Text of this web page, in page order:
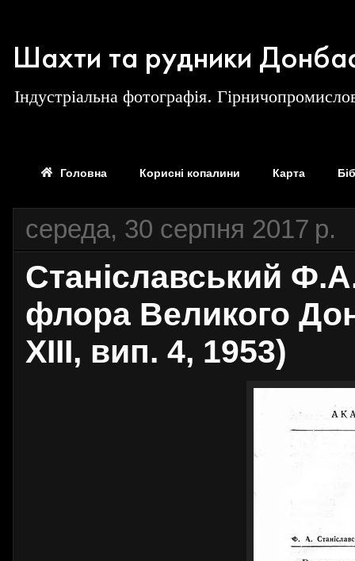
Шахти та рудники
Індустріальна фотографія.
Головна Корисні копалини Карта
середа, 30 серпня 2017 р.
Станiславський
флора Великого
XIII, вип. 4, 1953)